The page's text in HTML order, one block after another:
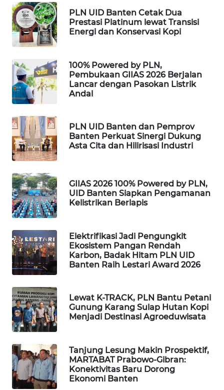
PLN UID Banten Cetak Dua
Prestasi Platinum lewat Transisi
Energi dan Konservasi Kopi
100% Powered by PLN,
Pembukaan GIIAS 2026 Berjalan
Lancar dengan Pasokan Listrik
Andal
PLN UID Banten dan Pemprov
Banten Perkuat Sinergi Dukung
Asta Cita dan Hilirisasi Industri
GIIAS 2026 100% Powered by PLN,
UID Banten Siapkan Pengamanan
Kelistrikan Berlapis
Elektrifikasi Jadi Pengungkit
Ekosistem Pangan Rendah
Karbon, Badak Hitam PLN UID
Banten Raih Lestari Award 2026
Lewat K-TRACK, PLN Bantu Petani
Gunung Karang Sulap Hutan Kopi
Menjadi Destinasi Agroeduwisata
Tanjung Lesung Makin Prospektif,
MARTABAT Prabowo-Gibran:
Konektivitas Baru Dorong
Ekonomi Banten
KONSUMEN
LISTRIK
MASYARAKAT
KELISTRIKAN
WALINKI
MAWAKA
ID
MARTABAT
NET
PLN
WATCH
MKLI
LPKKI
LKKI
KOPEKLIN
PORTAL
KONSUMEN